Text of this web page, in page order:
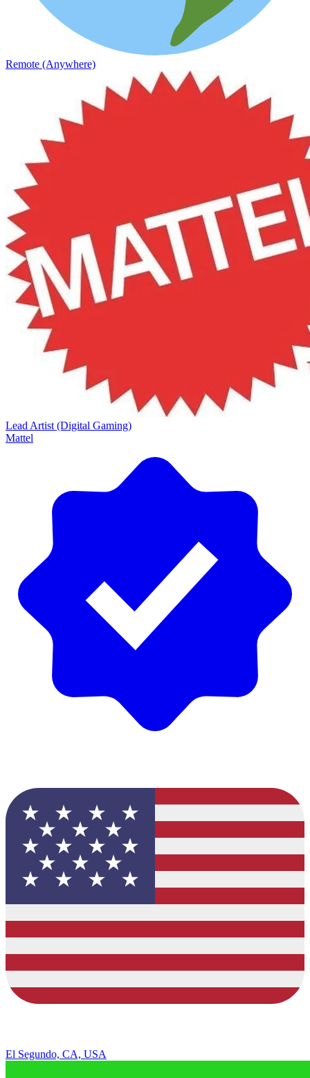
Remote (Anywhere)
Lead Artist (Digital Gaming)
Mattel
El Segundo, CA, USA